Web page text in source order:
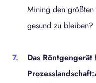
Mining den
gesund zu bleiben?
Das Röntgengerät